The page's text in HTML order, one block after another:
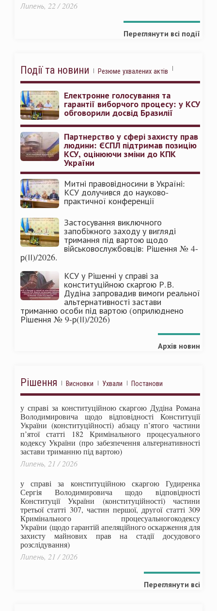
Липень, 22 / 2026
Переглянути всі події
Події та новини Резюме ухвалених актів
Електронне голосування та
гарантії виборчого процесу: у КСУ
обговорили досвід Бразилії
Партнерство у сфері захисту прав
людини: ЄСПЛ підтримав позицію
КСУ, оцінюючи зміни до КПК
України
Митні правовідносини в Україні:
КСУ долучився до науково-
практичної конференції
Застосування виключного
запобіжного заходу у вигляді
тримання під вартою щодо
військовослужбовців: Рішення № 4-
р(ІІ)/2026.
КСУ у Рішенні у справі за
конституційною скаргою Р.В.
Дудіна запровадив вимоги реальної
альтернативності застави
триманню особи під вартою (оприлюднено
Рішення № 9-р(ІІ)/2026)
Архів новин
Рішення Висновки Ухвали Постанови
у справі за конституційною скаргою Дудіна Романа
Володимировича щодо відповідності Конституції
України (конституційності) абзацу п’ятого частини
п’ятої статті 182 Кримінального процесуального
кодексу України (про забезпечення альтернативності
застави триманню під вартою)
Липень, 21 / 2026
у справі за конституційною скаргою Гудиренка
Сергія Володимировича щодо відповідності
Конституції України (конституційності) частини
третьої статті 307, частин першої, другої статті 309
Кримінального процесуальногокодексу
України (щодо гарантій апеляційного оскарження для
захисту майнових прав на стадії досудового
розслідування)
Липень, 21 / 2026
Переглянути всі